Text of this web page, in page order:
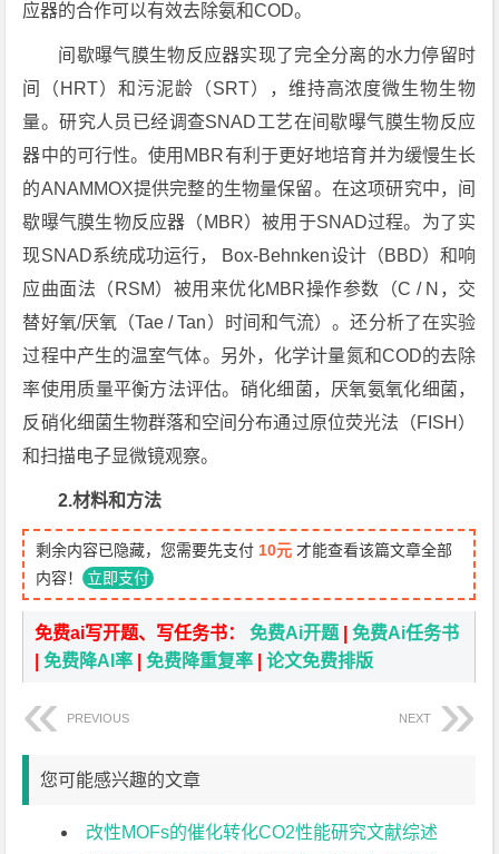
应器的合作可以有效去除氨和COD。
间歇曝气膜生物反应器实现了完全分离的水力停留时
间（HRT）和污泥龄（SRT），维持高浓度微生物生物
量。研究人员已经调查SNAD工艺在间歇曝气膜生物反应
器中的可行性。使用MBR有利于更好地培育并为缓慢生长
的ANAMMOX提供完整的生物量保留。在这项研究中，间
歇曝气膜生物反应器（MBR）被用于SNAD过程。为了实
现SNAD系统成功运行， Box-Behnken设计（BBD）和响
应曲面法（RSM）被用来优化MBR操作参数（C / N，交
替好氧/厌氧（Tae / Tan）时间和气流）。还分析了在实验
过程中产生的温室气体。另外，化学计量氮和COD的去除
率使用质量平衡方法评估。硝化细菌，厌氧氨氧化细菌，
反硝化细菌生物群落和空间分布通过原位荧光法（FISH）
和扫描电子显微镜观察。
2.材料和方法
剩余内容已隐藏，您需要先支付 10元 才能查看该篇文章全部
内容！ 立即支付
免费ai写开题、写任务书：免费Ai开题 |免费Ai任务书
|免费降AI率 |免费降重复率 |论文免费排版
PREVIOUS NEXT
您可能感兴趣的文章
改性MOFs的催化转化CO2性能研究文献综述